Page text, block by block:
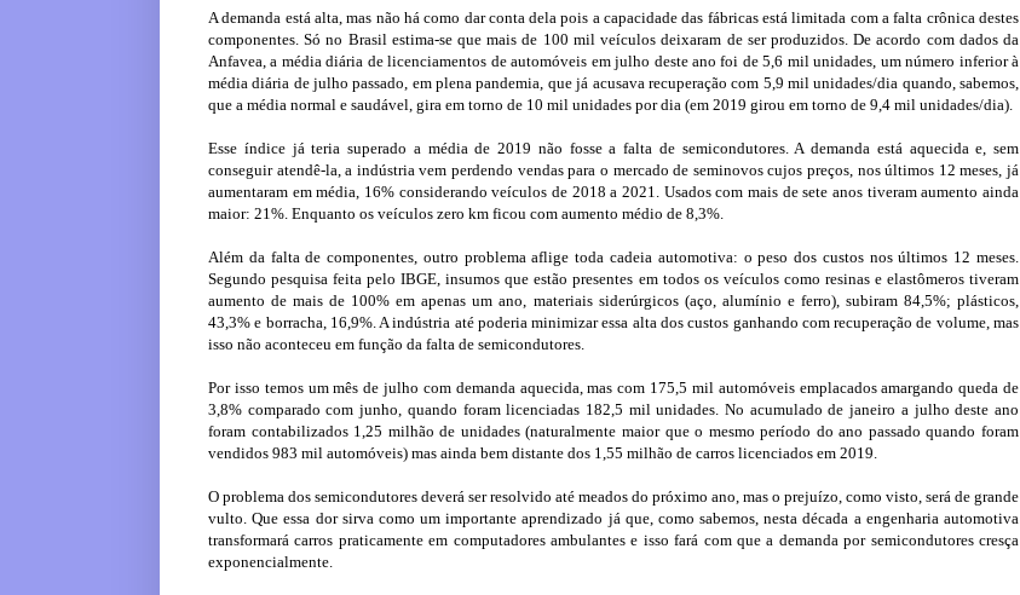
A demanda está alta, mas não há como dar conta dela pois a capacidade das fábricas está limitada com a falta crônica destes
componentes. Só no Brasil estima-se que mais de 100 mil veículos deixaram de ser produzidos. De acordo com dados da
Anfavea, a média diária de licenciamentos de automóveis em julho deste ano foi de 5,6 mil unidades, um número inferior à
média diária de julho passado, em plena pandemia, que já acusava recuperação com 5,9 mil unidades/dia quando, sabemos,
que a média normal e saudável, gira em torno de 10 mil unidades por dia (em 2019 girou em torno de 9,4 mil unidades/dia).
Esse índice já teria superado a média de 2019 não fosse a falta de semicondutores. A demanda está aquecida e, sem
conseguir atendê-la, a indústria vem perdendo vendas para o mercado de seminovos cujos preços, nos últimos 12 meses, já
aumentaram em média, 16% considerando veículos de 2018 a 2021. Usados com mais de sete anos tiveram aumento ainda
maior: 21%. Enquanto os veículos zero km ficou com aumento médio de 8,3%.
Além da falta de componentes, outro problema aflige toda cadeia automotiva: o peso dos custos nos últimos 12 meses.
Segundo pesquisa feita pelo IBGE, insumos que estão presentes em todos os veículos como resinas e elastômeros tiveram
aumento de mais de 100% em apenas um ano, materiais siderúrgicos (aço, alumínio e ferro), subiram 84,5%; plásticos,
43,3% e borracha, 16,9%. A indústria até poderia minimizar essa alta dos custos ganhando com recuperação de volume, mas
isso não aconteceu em função da falta de semicondutores.
Por isso temos um mês de julho com demanda aquecida, mas com 175,5 mil automóveis emplacados amargando queda de
3,8% comparado com junho, quando foram licenciadas 182,5 mil unidades. No acumulado de janeiro a julho deste ano
foram contabilizados 1,25 milhão de unidades (naturalmente maior que o mesmo período do ano passado quando foram
vendidos 983 mil automóveis) mas ainda bem distante dos 1,55 milhão de carros licenciados em 2019.
O problema dos semicondutores deverá ser resolvido até meados do próximo ano, mas o prejuízo, como visto, será de grande
vulto. Que essa dor sirva como um importante aprendizado já que, como sabemos, nesta década a engenharia automotiva
transformará carros praticamente em computadores ambulantes e isso fará com que a demanda por semicondutores cresça
exponencialmente.